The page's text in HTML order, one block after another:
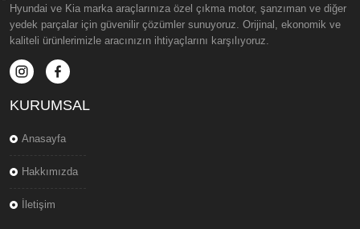
Hyundai ve Kia marka araçlarınıza özel çıkma motor, şanzıman ve diğer
yedek parçalar için güvenilir çözümler sunuyoruz. Orijinal, ekonomik ve
kaliteli ürünlerimizle aracınızın ihtiyaçlarını karşılıyoruz.
KURUMSAL
Anasayfa
Hakkımızda
İletişim